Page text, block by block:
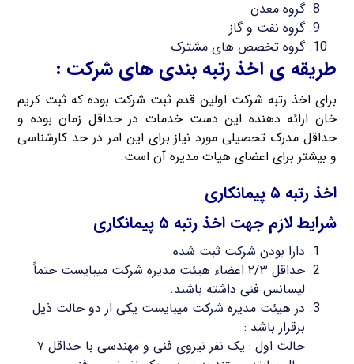
گروه معدن
گروه نفت و گاز
گروه تخصص های مشترک
طریقه ی اخذ رتبه بندی های شرکت :
برای اخذ رتبه شرکت اولین قدم ثبت شرکت بوده که ثبت کریم
خان ارائه دهنده این دست خدمات در حداقل زمان بوده و
حداقل مدرک تحصیلی مورد نیاز برای این امر در حد کارشناسی
و بیشتر برای اعضای هیات مدیره آن است.
اخذ رتبه ۵ پیمانکاری
شرایط لازم جهت اخذ رتبه ۵ پیمانکاری
دارا بودن شرکت ثبت شده.
حداقل ۲/۳ اعضاء هیئت مدیره شرکت میبایست حتماً
لیسانس فنی داشته باشند.
در هیئت مدیره شرکت میبایست یکی از دو حالت ذیل
برقرار باشد :
حالت اول : یک نفر نیروی فنی و مهندسی با حداقل ۷